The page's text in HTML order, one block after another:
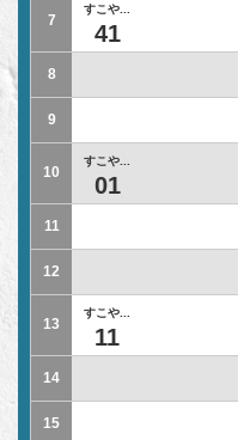
7
すこや...
41
8
9
10
すこや...
01
11
12
13
すこや...
11
14
15